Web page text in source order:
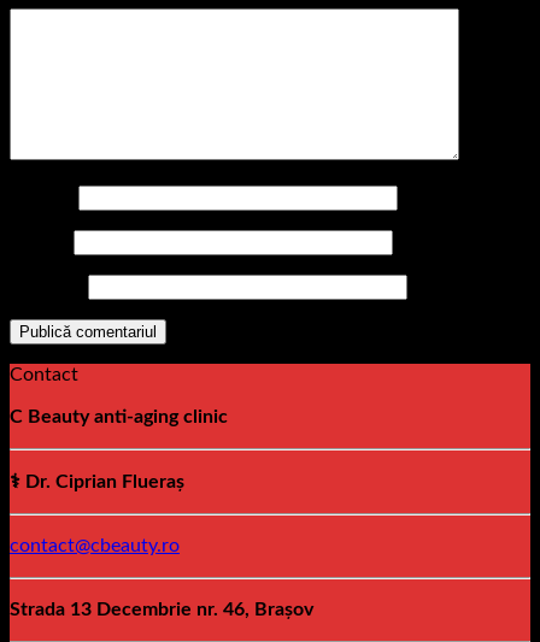
Contact
C Beauty anti-aging clinic
⚕️ Dr. Ciprian Flueraș
contact@cbeauty.ro
Strada 13 Decembrie nr. 46, Brașov